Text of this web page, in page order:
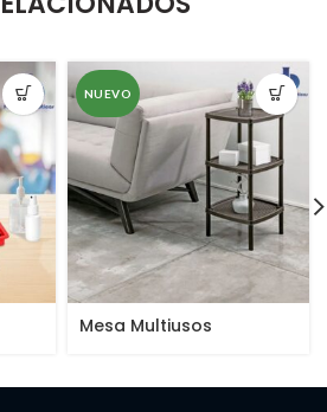
NUEVO
Mesa Multiusos